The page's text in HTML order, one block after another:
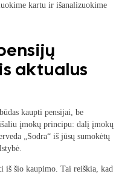
kartu ir išanalizuokime
aktualus
kaupti pensijai, be
įmokų principu: dalį įmokų
„Sodra“ iš jūsų sumokėtų
iš šio kaupimo. Tai reiškia, kad